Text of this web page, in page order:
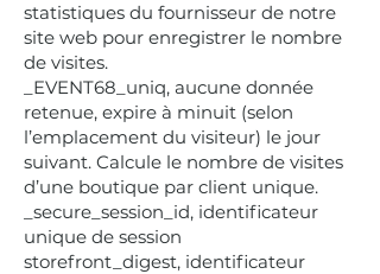
statistiques du fournisseur de notre
site web pour enregistrer le nombre
de visites.
_EVENT68_uniq, aucune donnée
retenue, expire à minuit (selon
l’emplacement du visiteur) le jour
suivant. Calcule le nombre de visites
d’une boutique par client unique.
_secure_session_id, identificateur
unique de session
storefront_digest, identificateur